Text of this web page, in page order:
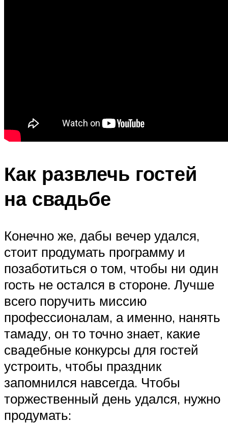
Как развлечь гостей
на свадьбе
Конечно же, дабы вечер удался,
стоит продумать программу и
позаботиться о том, чтобы ни один
гость не остался в стороне. Лучше
всего поручить миссию
профессионалам, а именно, нанять
тамаду, он то точно знает, какие
свадебные конкурсы для гостей
устроить, чтобы праздник
запомнился навсегда. Чтобы
торжественный день удался, нужно
продумать: